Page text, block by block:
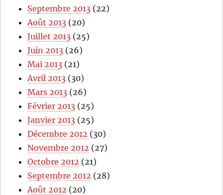
Septembre 2013 (22)
Août 2013 (20)
Juillet 2013 (25)
Juin 2013 (26)
Mai 2013 (21)
Avril 2013 (30)
Mars 2013 (26)
Février 2013 (25)
Janvier 2013 (25)
Décembre 2012 (30)
Novembre 2012 (27)
Octobre 2012 (21)
Septembre 2012 (28)
Août 2012 (20)